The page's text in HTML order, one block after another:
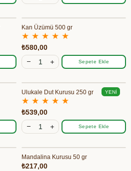
Kan Üzümü 500 gr
★ ★ ★ ★ ★
₺580,00
Sepete Ekle
Ulukale Dut Kurusu 250 gr
★ ★ ★ ★ ★
₺539,00
Sepete Ekle
YENI
Mandalina Kurusu 50 gr
₺217,00